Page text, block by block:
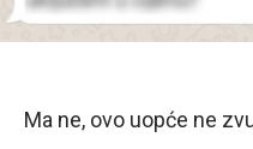
Ma ne, ovo uopće ne